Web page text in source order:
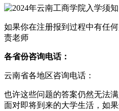
如果你在注册报到过程中有任
责老师
各省份咨询电话：
云南省各地区咨询电话：
也许这些问题的答案仍然无法
面对即将到来的大学生活，如